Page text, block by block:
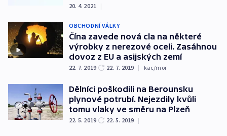
20. 4. 2021 |
OBCHODNÍ VÁLKY
Čína zavede nová cla na některé
výrobky z nerezové oceli. Zasáhnou
dovoz z EU a asijských zemí
22. 7. 2019 22. 7. 2019 | kac/mor
Dělníci poškodili na Berounsku
plynové potrubí. Nejezdily kvůli
tomu vlaky ve směru na Plzeň
22. 5. 2019 22. 5. 2019 |